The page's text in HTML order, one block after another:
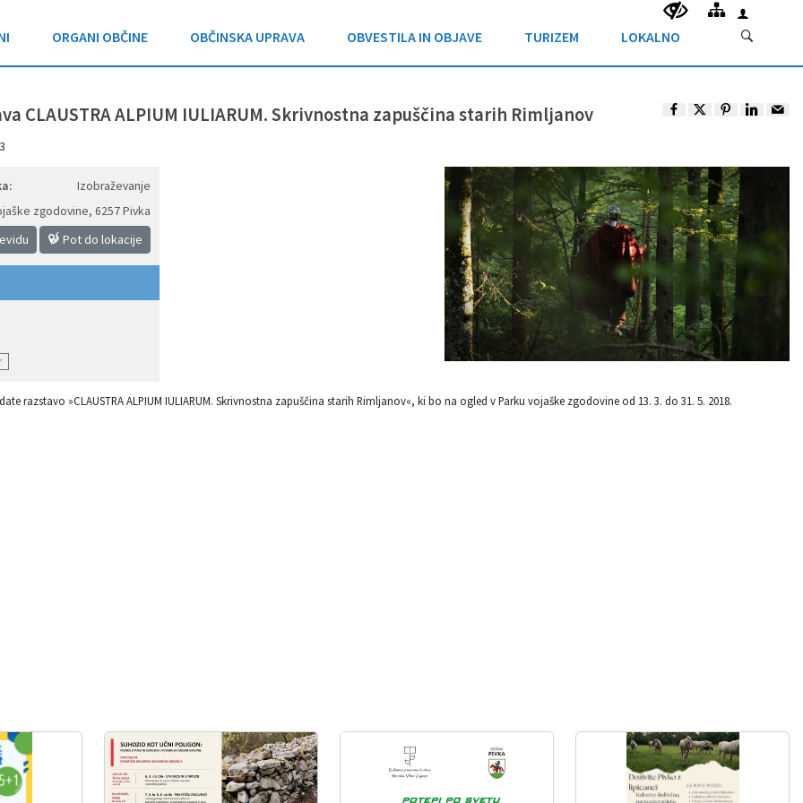
ORGANI OBČINE OBČINSKA UPRAVA OBVESTILA IN OBJAVE TURIZEM LOKALNO
CLAUSTRA ALPIUM IULIARUM. Skrivnostna zapuščina starih Rimljanov
Izobraževanje
zgodovine, 6257 Pivka
Pot do lokacije
razstavo »CLAUSTRA ALPIUM IULIARUM. Skrivnostna zapuščina starih Rimljanov«, ki bo na ogled v Parku vojaške zgodovine od 13. 3. do 31. 5. 2018.